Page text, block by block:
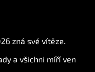
zná své vítěze.
a všichni míří ven